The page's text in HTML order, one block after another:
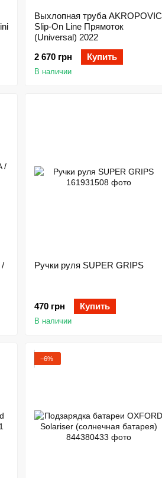
Выхлопная труба AKROPOVIC
Slip-On Line Прямоток
(Universal) 2022
2 670 грн
Купить
В наличии
Ручки руля SUPER GRIPS
470 грн Купить
В наличии
−6%